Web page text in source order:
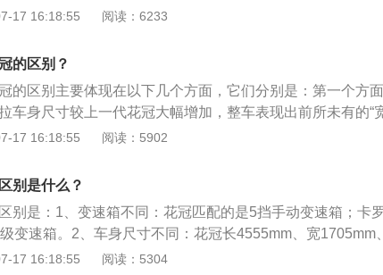
低”的态势，又营造出宽敞的车内空间。2.动力方面：卡罗
新车系。3.车身尺寸方面：卡罗拉的长宽高分别为4540/
2600(mm)。而花冠的尺寸为4530/1705/1490，轴距2600(m
卡罗拉比花冠稍宽敞。
17 16:18:55 阅读：6233
的区别？
的区别主要体现在以下几个方面，它们分别是：第一个方面
车身尺寸较上一代花冠大幅增加，整车表现出前所未有的“
出宽敞的车内空间。第二个方面：动力方面。卡罗拉全新
系。第三个方面：车身尺寸方面。卡罗拉的长宽高分别为：
，轴距为2600(mm)。而花冠的尺寸为：4530/1705/1490，
四个方面：空间方面。卡罗拉稍稍宽敞了一点。第五个方面
用译名“花冠”，是丰田汽车的一个品牌。
17 16:18:55 阅读：5902
别是什么？
别是：1、变速箱不同：花冠匹配的是5挡手动变速箱；卡
变速箱。2、车身尺寸不同：花冠长4555mm、宽1705mm
2600mm；卡罗拉长4635mm、宽1780mm、高1455mm，
17 16:18:55 阅读：5304